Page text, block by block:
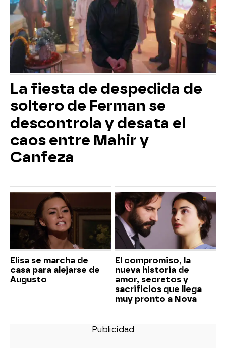
La fiesta de despedida de
soltero de Ferman se
descontrola y desata el
caos entre Mahir y
Canfeza
Elisa se marcha de
casa para alejarse de
Augusto
El compromiso, la
nueva historia de
amor, secretos y
sacrificios que llega
muy pronto a Nova